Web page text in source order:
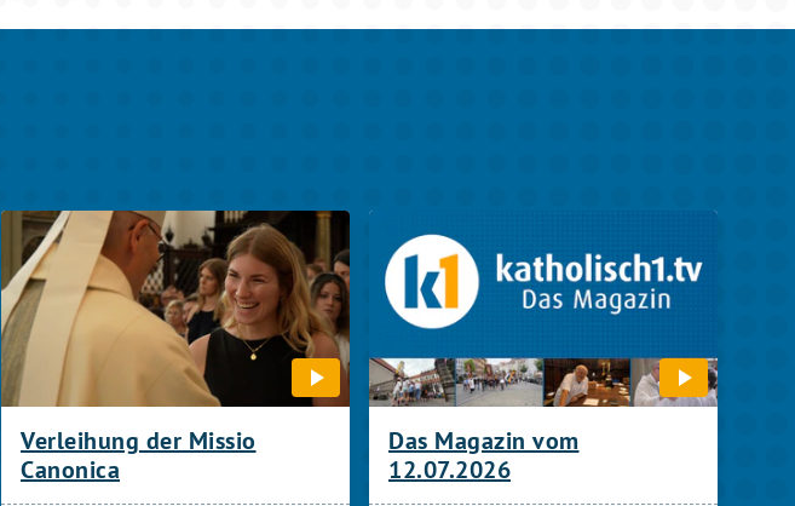
Verleihung der Missio
Canonica
Das Magazin vom
12.07.2026